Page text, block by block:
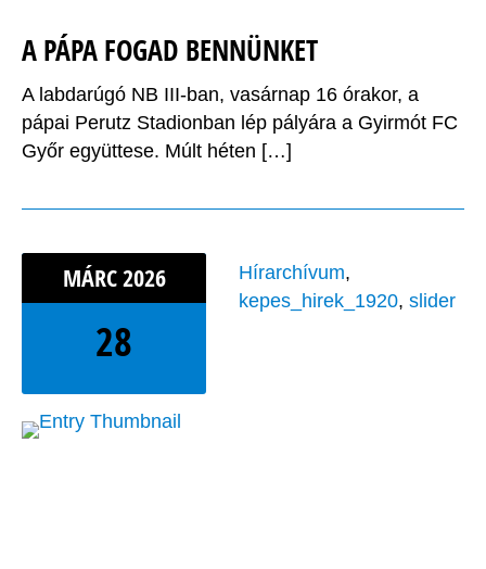
A PÁPA FOGAD BENNÜNKET
A labdarúgó NB III-ban, vasárnap 16 órakor, a
pápai Perutz Stadionban lép pályára a Gyirmót FC
Győr együttese. Múlt héten […]
MÁRC2026
28
Hírarchívum,
kepes_hirek_1920, slider